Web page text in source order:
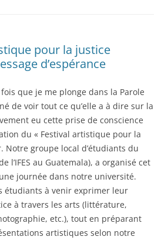
pour la justice
d’espérance
que je me plonge dans la Parole
de voir tout ce qu’elle a à dire sur la
eu cette prise de conscience
du « Festival artistique pour la
Notre groupe local d’étudiants du
l’IFES au Guatemala), a organisé cet
journée dans notre université.
étudiants à venir exprimer leur
à travers les arts (littérature,
etc.), tout en préparant
artistiques selon notre